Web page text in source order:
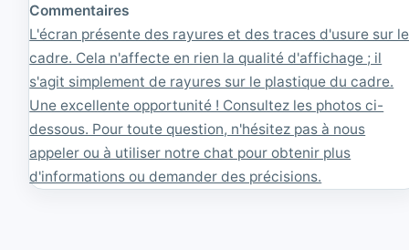
Commentaires
L'écran présente des rayures et des traces d'usure sur le
cadre. Cela n'affecte en rien la qualité d'affichage ; il
s'agit simplement de rayures sur le plastique du cadre.
Une excellente opportunité ! Consultez les photos ci-
dessous. Pour toute question, n'hésitez pas à nous
appeler ou à utiliser notre chat pour obtenir plus
d'informations ou demander des précisions.